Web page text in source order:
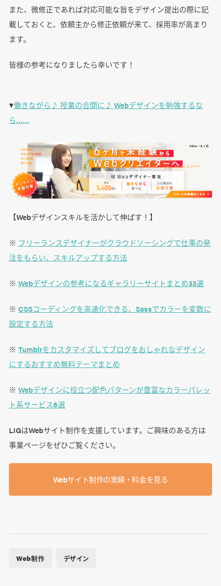
また、微修正であれば対応可能な旨をデザイン提出の際に記
載しておくと、依頼主から修正依頼が来て、採用率が高まり
ます。
皆様の参考になりましたら幸いです！
▼働きながら♪ 授業の合間に♪ Webデザインを勉強するな
ら……
【Webデザインスキルを活かして伸ばす！】
※ フリーランスデザイナーがクラウドソーシングで仕事の発
注をもらい、スキルアップする方法
※ Webデザインの参考になるギャラリーサイトまとめ33選
※ CSSコーディングを高速化できる、Sassでカラーを変数に
設定する方法
※ Tumblrをカスタマイズしてブログをおしゃれなデザイン
にするおすすめ無料テーマまとめ
※ Webデザインに役立つ配色パターンが豊富なカラーパレッ
ト系サービス6選
LIGはWebサイト制作を支援しています。ご興味のある方は
事業ぺージをぜひご覧ください。
Webサイト制作の実績・料金を見る
Web制作 デザイン